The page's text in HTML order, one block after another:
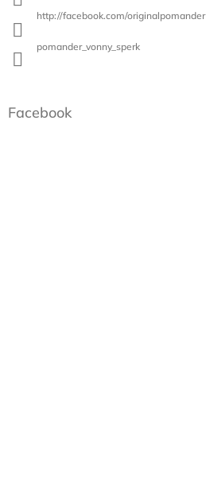
http://facebook.com/originalpomander
pomander_vonny_sperk
Facebook